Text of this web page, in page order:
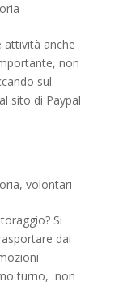
attività anche
non
sul
sito di Paypal
, volontari
Si
dai
turno, non